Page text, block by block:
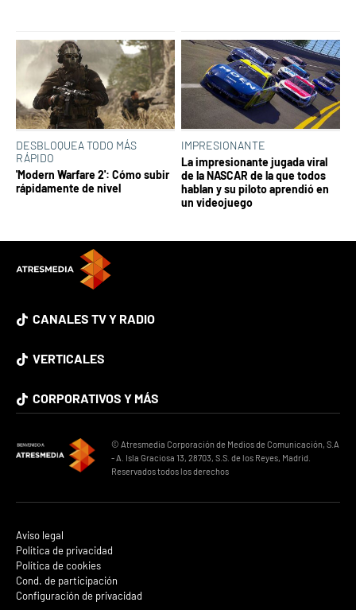
DESBLOQUEA TODO MÁS
RÁPIDO
'Modern Warfare 2': Cómo subir
rápidamente de nivel
IMPRESIONANTE
La impresionante jugada viral
de la NASCAR de la que todos
hablan y su piloto aprendió en
un videojuego
CANALES TV Y RADIO
VERTICALES
CORPORATIVOS Y MÁS
© Atresmedia Corporación de Medios de Comunicación, S.A
- A. Isla Graciosa 13, 28703, S.S. de los Reyes, Madrid.
Reservados todos los derechos
Aviso legal
Política de privacidad
Política de cookies
Cond. de participación
Configuración de privacidad